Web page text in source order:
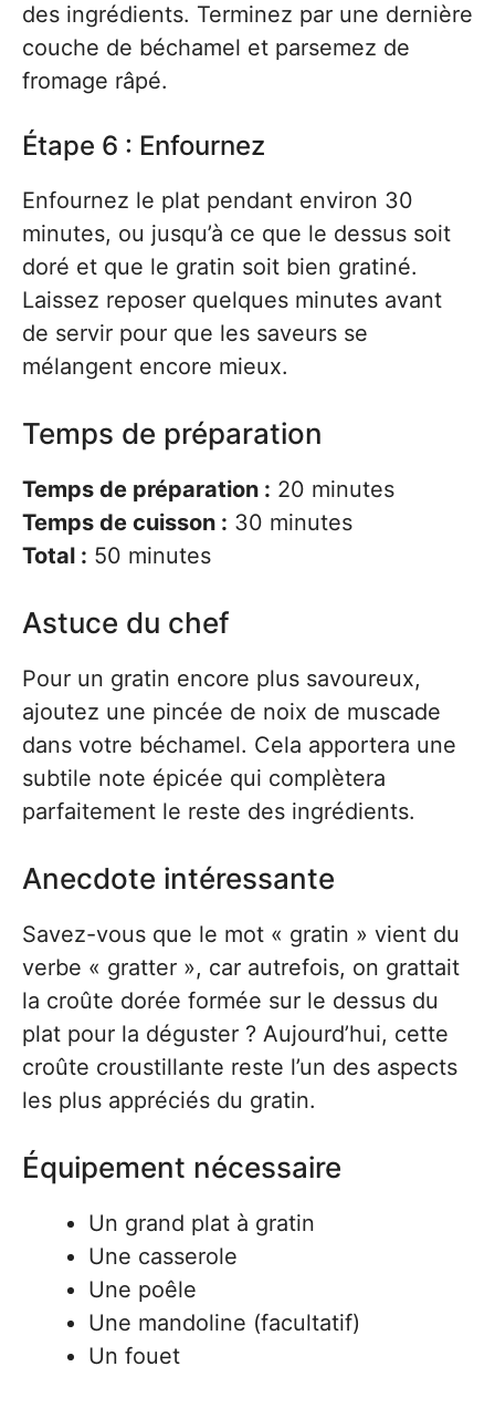
des ingrédients. Terminez par une dernière
couche de béchamel et parsemez de
fromage râpé.
Étape 6 : Enfournez
Enfournez le plat pendant environ 30
minutes, ou jusqu’à ce que le dessus soit
doré et que le gratin soit bien gratiné.
Laissez reposer quelques minutes avant
de servir pour que les saveurs se
mélangent encore mieux.
Temps de préparation
Temps de préparation : 20 minutes
Temps de cuisson : 30 minutes
Total : 50 minutes
Astuce du chef
Pour un gratin encore plus savoureux,
ajoutez une pincée de noix de muscade
dans votre béchamel. Cela apportera une
subtile note épicée qui complètera
parfaitement le reste des ingrédients.
Anecdote intéressante
Savez-vous que le mot « gratin » vient du
verbe « gratter », car autrefois, on grattait
la croûte dorée formée sur le dessus du
plat pour la déguster ? Aujourd’hui, cette
croûte croustillante reste l’un des aspects
les plus appréciés du gratin.
Équipement nécessaire
Un grand plat à gratin
Une casserole
Une poêle
Une mandoline (facultatif)
Un fouet